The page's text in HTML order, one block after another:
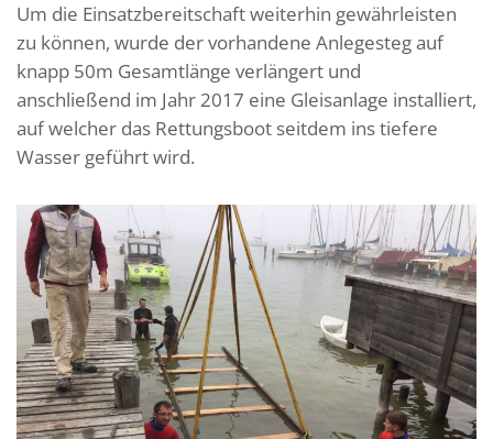
Um die Einsatzbereitschaft weiterhin gewährleisten
zu können, wurde der vorhandene Anlegesteg auf
knapp 50m Gesamtlänge verlängert und
anschließend im Jahr 2017 eine Gleisanlage installiert,
auf welcher das Rettungsboot seitdem ins tiefere
Wasser geführt wird.